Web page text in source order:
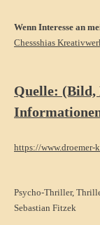
Wenn Interesse an
Chessshias
Quelle: (Bild,
https://www.droemer-
Psycho-Thriller,
Sebastian Fitzek